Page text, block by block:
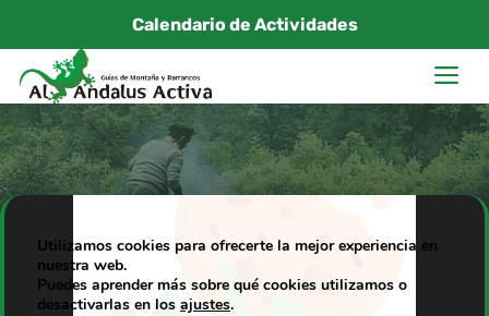
contenido
Calendario de Actividades
Los carboneros en
Sierra Nevada
Utilizamos cookies para ofrecerte la mejor experiencia en
nuestra web.
Puedes aprender más sobre qué cookies utilizamos o
desactivarlas en los ajustes.